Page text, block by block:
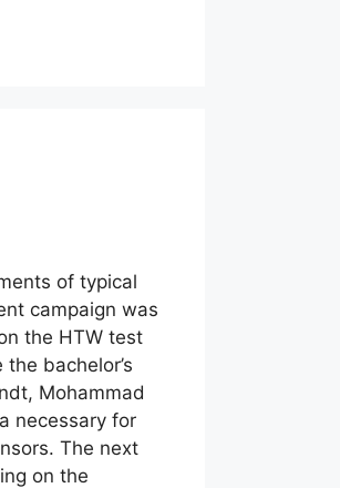
of typical
campaign was
the HTW test
bachelor’s
Mohammad
necessary for
The next
on the